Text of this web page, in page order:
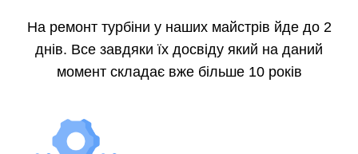
На ремонт турбіни у наших майстрів йде до 2
днів. Все завдяки їх досвіду який на даний
момент складає вже більше 10 років